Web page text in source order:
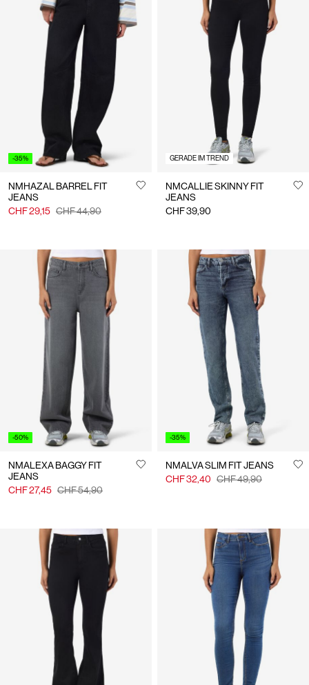
-35%
NMHAZAL BARREL FIT
JEANS
CHF 29,15 CHF 44,90
GERADE IM TREND
NMCALLIE SKINNY FIT
JEANS
CHF 39,90
-50%
NMALEXA BAGGY FIT
JEANS
CHF 27,45 CHF 54,90
-35%
NMALVA SLIM FIT JEANS
CHF 32,40 CHF 49,90